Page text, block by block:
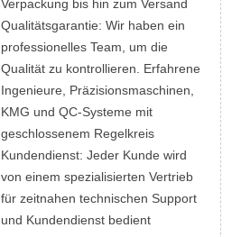
Verpackung bis hin zum Versand
Qualitätsgarantie: Wir haben ein
professionelles Team, um die
Qualität zu kontrollieren. Erfahrene
Ingenieure, Präzisionsmaschinen,
KMG und QC-Systeme mit
geschlossenem Regelkreis
Kundendienst: Jeder Kunde wird
von einem spezialisierten Vertrieb
für zeitnahen technischen Support
und Kundendienst bedient